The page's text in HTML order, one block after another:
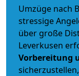
Umzüge nach
stressige
über große
Leverkusen
Vorbereitung